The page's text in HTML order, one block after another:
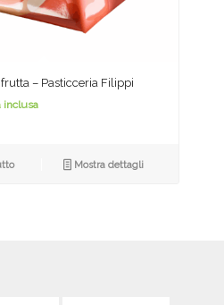
– Pasticceria Filippi
inclusa
Mostra dettagli